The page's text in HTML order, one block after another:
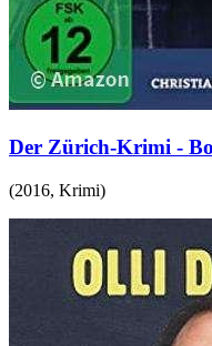
Der Zürich-Krimi -
(2016, Krimi)